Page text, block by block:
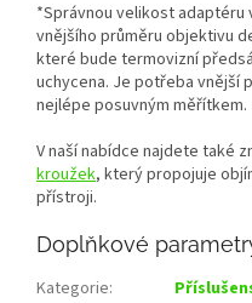
*Správnou velikost
vnějšího průměru objektivu
které bude termovizní
uchycena. Je potřeba vnější
nejlépe posuvným měřítkem.
V naší nabídce najdete také
kroužek, který propojuje
přístroji.
Doplňkové
Kategorie: